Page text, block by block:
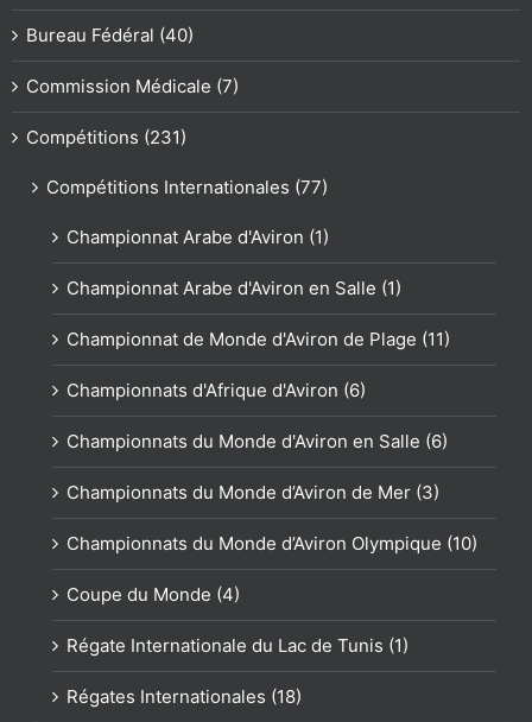
Bureau Fédéral (40)
Commission Médicale (7)
Compétitions (231)
Compétitions Internationales (77)
Championnat Arabe d'Aviron (1)
Championnat Arabe d'Aviron en Salle (1)
Championnat de Monde d'Aviron de Plage (11)
Championnats d'Afrique d'Aviron (6)
Championnats du Monde d'Aviron en Salle (6)
Championnats du Monde d’Aviron de Mer (3)
Championnats du Monde d’Aviron Olympique (10)
Coupe du Monde (4)
Régate Internationale du Lac de Tunis (1)
Régates Internationales (18)